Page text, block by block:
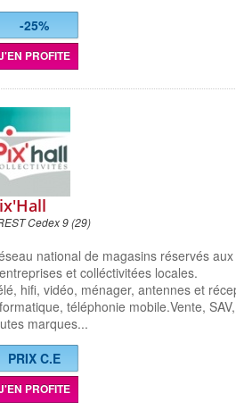
-25%
PROFITE
Cedex 9 (29)
national de magasins réservés
et colléctivitées locales.
hifi, vidéo, ménager, antennes et
téléphonie mobile.Vente,
marques...
PRIX C.E
PROFITE